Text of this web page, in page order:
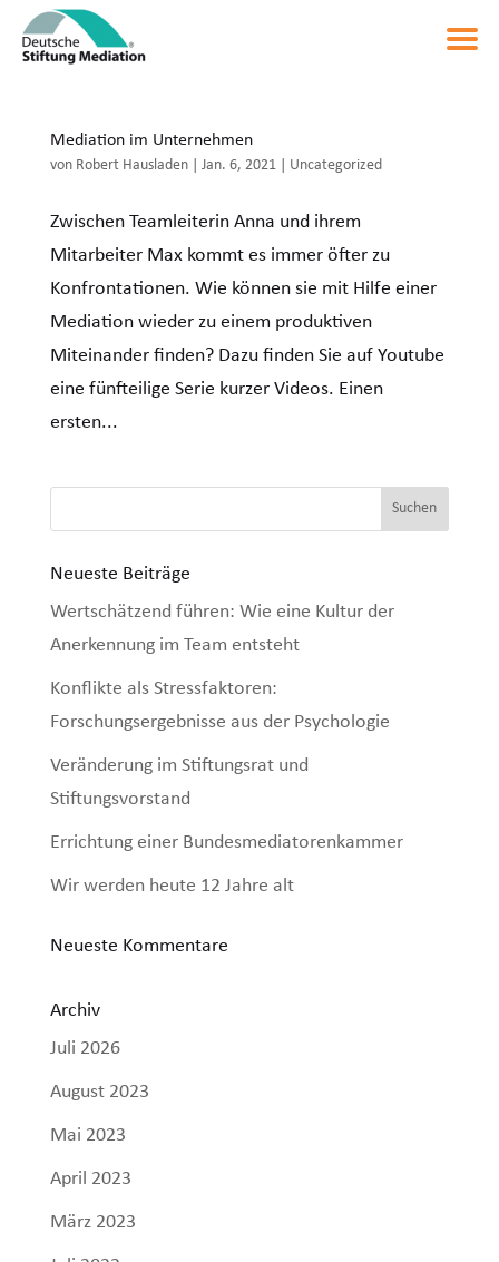
Mediation im Unternehmen
von Robert Hausladen| Jan. 6, 2021| Uncategorized
Zwischen Teamleiterin Anna und ihrem
Mitarbeiter Max kommt es immer öfter zu
Konfrontationen. Wie können sie mit Hilfe einer
Mediation wieder zu einem produktiven
Miteinander finden? Dazu finden Sie auf Youtube
eine fünfteilige Serie kurzer Videos. Einen
ersten...
Neueste Beiträge
Wertschätzend führen: Wie eine Kultur der
Anerkennung im Team entsteht
Konflikte als Stressfaktoren:
Forschungsergebnisse aus der Psychologie
Veränderung im Stiftungsrat und
Stiftungsvorstand
Errichtung einer Bundesmediatorenkammer
Wir werden heute 12 Jahre alt
Neueste Kommentare
Archiv
Juli 2026
August 2023
Mai 2023
April 2023
März 2023